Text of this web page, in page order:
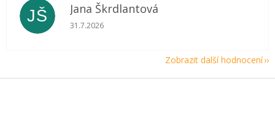
JŠ Jana Škrdlantová
Hodnocení obchodu je 5 z 5 hvězdiček.
31.7.2026
Zobrazit další hodnocení
Z